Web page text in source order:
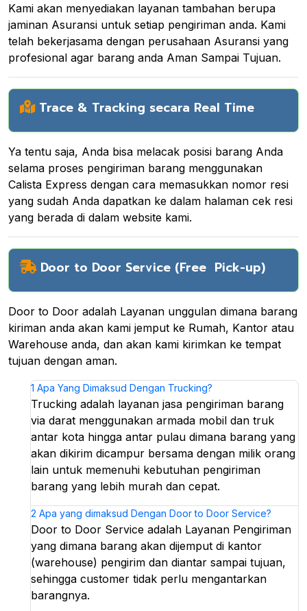
Kami akan menyediakan layanan tambahan berupa
jaminan Asuransi untuk setiap pengiriman anda. Kami
telah bekerjasama dengan perusahaan Asuransi yang
profesional agar barang anda Aman Sampai Tujuan.
Trace & Tracking secara Real Time
Ya tentu saja, Anda bisa melacak posisi barang Anda
selama proses pengiriman barang menggunakan
Calista Express dengan cara memasukkan nomor resi
yang sudah Anda dapatkan ke dalam halaman cek resi
yang berada di dalam website kami.
Door to Door Service (Free Pick-up)
Door to Door adalah Layanan unggulan dimana barang
kiriman anda akan kami jemput ke Rumah, Kantor atau
Warehouse anda, dan akan kami kirimkan ke tempat
tujuan dengan aman.
1 Apa Yang Dimaksud Dengan Trucking?
Trucking adalah layanan jasa pengiriman barang
via darat menggunakan armada mobil dan truk
antar kota hingga antar pulau dimana barang yang
akan dikirim dicampur bersama dengan milik orang
lain untuk memenuhi kebutuhan pengiriman
barang yang lebih murah dan cepat.
2 Apa yang dimaksud Dengan Door to Door Service?
Door to Door Service adalah Layanan Pengiriman
yang dimana barang akan dijemput di kantor
(warehouse) pengirim dan diantar sampai tujuan,
sehingga customer tidak perlu mengantarkan
barangnya.